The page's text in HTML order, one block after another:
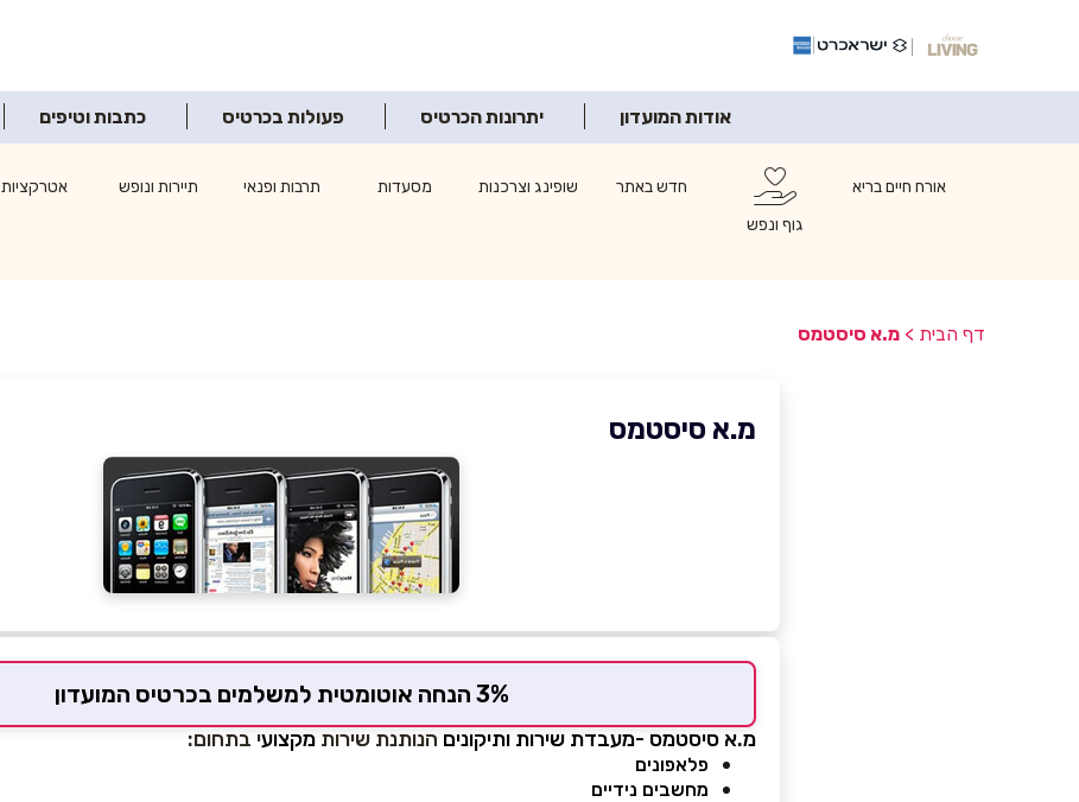
אודות המועדון יתרונות הכרטיס פעולות בכרטיס כתבות וטיפים
אורח חיים בריא
גוף ונפש
חדש באתר שופינג וצרכנות מסעדות תרבות ופנאי תיירות ונופש אטרקציות
דף הבית > מ.א סיסטמס
מ.א סיסטמס
3% הנחה אוטומטית למשלמים בכרטיס המועדון
מ.א סיסטמס -מעבדת שירות ותיקונים הנותנת שירות מקצועי בתחום:
פלאפונים
מחשבים נידיים